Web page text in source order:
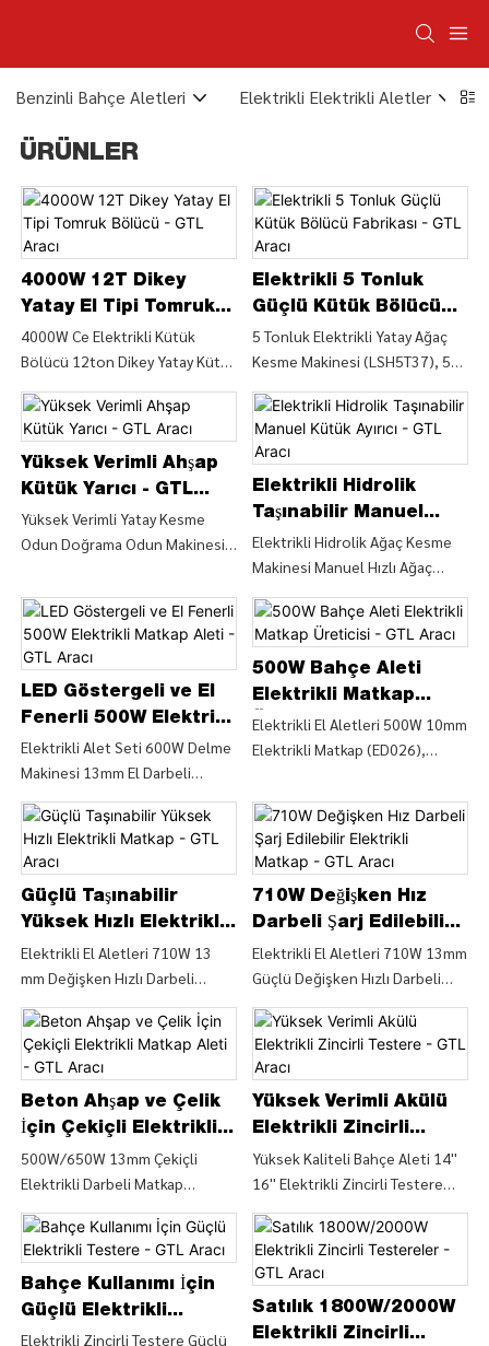
Benzinli Bahçe Aletleri Elektrikli Elektrikli Aletler
ÜRÜNLER
4000W 12T Dikey
Yatay El Tipi Tomruk
Bölücü - GTL Aracı
4000W Ce Elektrikli Kütük
Bölücü 12ton Dikey Yatay Kütük
Ce Elektrikli Kütük Bölücü
12ton Dikey Yatay Kütük Bölücü
(LSV12T-106) - CHINA GTL
TOOLS LIMITED
Elektrikli 5 Tonluk
Güçlü Kütük Bölücü
Fabrikası - GTL Aracı
5 Tonluk Elektrikli Yatay Ağaç
Kesme Makinesi (LSH5T37), 5
Kesme Makinesi (LSH5T37) ile
Ağaç Öğütme Makinesi Ağaç
Kesme Makinesi Hakkında
Ayrıntıları ve Fiyatını Bulun -
CHINA GTL TOOLS LIMITED
Yüksek Verimli Ahşap
Kütük Yarıcı - GTL
Aracı
Yüksek Verimli Yatay Kesme
Odun Doğrama Odun Makinesi/
(LSH5T52HF), Yüksek Verimli
Yatay Kesme Odun Doğrama
Odun Makinesi/ Odun Dal
Kesme Bölücü
(LSH5T52HF)'den Ahşap Makine
Kesme Makinesi Hakkında
Ayrıntıları ve Fiyatını Bulun -
CHINA GTL TOOLS LIMITED
Elektrikli Hidrolik
Taşınabilir Manuel
Kütük Ayırıcı - GTL
Aracı
Elektrikli Hidrolik Ağaç Kesme
Makinesi Manuel Hızlı Ağaç
Ayırıcı Ağaç Öğütücü Hakkında
Ayrıntıları ve Fiyatı Bulun -
Elektrikli Hidrolik Ağaç Kesme
Makinesi Manuel Hızlı Ağaç
Kütük Ayırıcı (LSH5T52H) -
CHINA GTL TOOLS LIMITED
LED Göstergeli ve El
Fenerli 500W Elektrikli
Matkap Aleti - GTL
Aracı
Elektrikli Alet Seti 600W Delme
Makinesi 13mm El Darbeli
Matkap (ID0372), Elektrikli Alet
Seti'nden Darbeli Matkap
Elektrikli Matkap Hakkında
Ayrıntıları ve Fiyatını Bulun
600W Delme Makinesi 13mm El
Darbeli Matkap (ID0372) -
CHINA GTL TOOLS LIMITED
500W Bahçe Aleti
Elektrikli Matkap
Üreticisi - GTL Aracı
Elektrikli El Aletleri 500W 10mm
Elektrikli Matkap (ED026),
Elektrikli Matkap (ED026)'dan
Elektrikli Matkap Elektrikli El
Aletleri Hakkında Ayrıntıları ve
Fiyatını Bulun - CHINA GTL
TOOLS LIMITED
Güçlü Taşınabilir
Yüksek Hızlı Elektrikli
Matkap - GTL Aracı
Elektrikli El Aletleri 710W 13
mm Değişken Hızlı Darbeli
Matkap (ID044-A), El Elektrikli
Aletler 710W 13 mm Değişken
Hızlı Darbeli Matkap (ID044-
A)'dan Değişken Matkap
Ayrıntılarını ve Fiyatını Bulun -
CHINA GTL TOOLS LIMITED
710W Değişken Hız
Darbeli Şarj Edilebilir
Elektrikli Matkap -
GTL Aracı
Elektrikli El Aletleri 710W 13mm
Güçlü Değişken Hızlı Darbeli
Vidalama ve Matkap (ID044-B),
Elektrikli El Aletleri'nden
Makine Elektrikli Aletler
Hakkında Ayrıntıları ve Fiyatını
Bulun 710W 13mm Güçlü
Değişken Hızlı Darbeli Vidalama
ve Matkap (ID044-B) - CHINA
GTL TOOLS LIMITED
Beton Ahşap ve Çelik
İçin Çekiçli Elektrikli
Matkap Aleti - GTL
Aracı
500W/650W 13mm Çekiçli
Elektrikli Darbeli Matkap
Çekiçli Elektrikli Darbeli Matkap
(ID050-A)'dan Matkap Darbesi
Hakkında Ayrıntıları ve Fiyatını
Bulun - CHINA GTL TOOLS
LIMITED
Yüksek Verimli Akülü
Elektrikli Zincirli
Testere - GTL Aracı
Yüksek Kaliteli Bahçe Aleti 14''
16'' Elektrikli Zincirli Testere
Kaliteli Bahçe Aleti'nden
Elektrikli Testere Ahşap Testere
Hakkında Ayrıntıları ve Fiyatını
Bulun 14'' 16'' Elektrikli Zincirli
Testere Ağaç Kesme Testere -
Bahçe Kullanımı İçin
Güçlü Elektrikli
Testere - GTL Aracı
Elektrikli Zincirli Testere Güçlü
Satılık 1800W/2000W
Elektrikli Zincirli